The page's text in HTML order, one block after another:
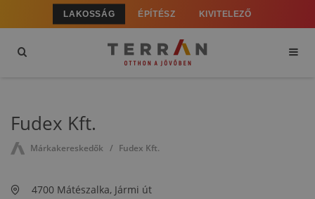
LAKOSSÁG ÉPÍTÉSZ KIVITELEZŐ
Fudex Kft.
Márkakereskedők Fudex Kft.
4700 Mátészalka, Jármi út